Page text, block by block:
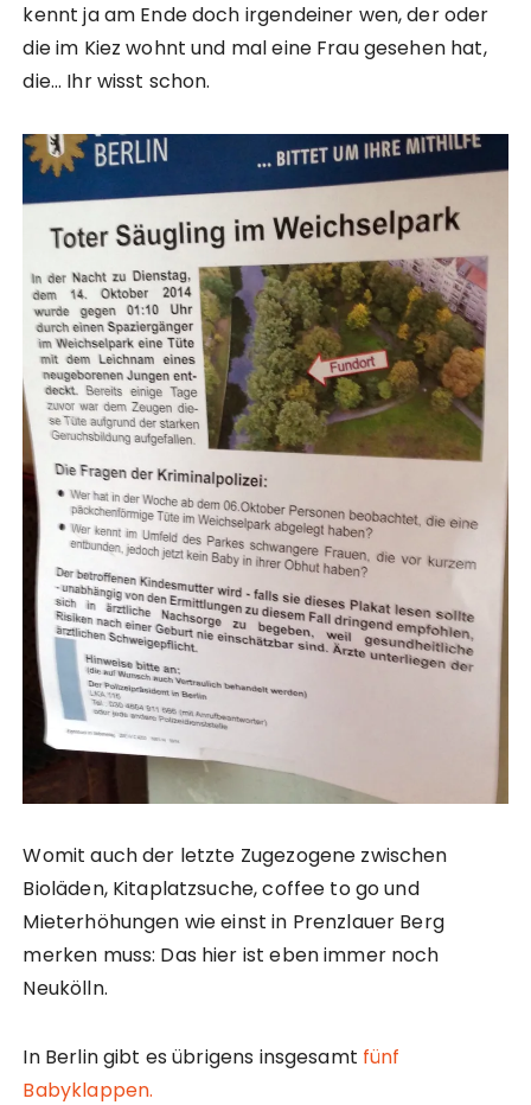
kennt ja am Ende doch irgendeiner wen, der oder
die im Kiez wohnt und mal eine Frau gesehen hat,
die… Ihr wisst schon.
Womit auch der letzte Zugezogene zwischen
Bioläden, Kitaplatzsuche, coffee to go und
Mieterhöhungen wie einst in Prenzlauer Berg
merken muss: Das hier ist eben immer noch
Neukölln.
In Berlin gibt es übrigens insgesamt fünf
Babyklappen.